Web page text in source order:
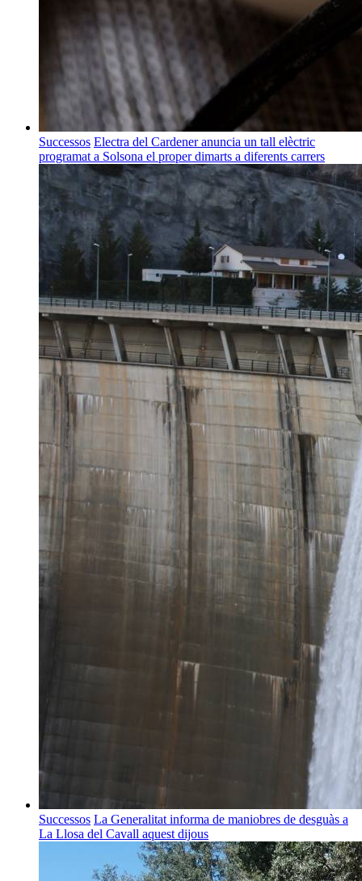
Successos Electra del Cardener anuncia un tall elèctric
programat a Solsona el proper dimarts a diferents carrers
Successos La Generalitat informa de maniobres de desguàs a
La Llosa del Cavall aquest dijous